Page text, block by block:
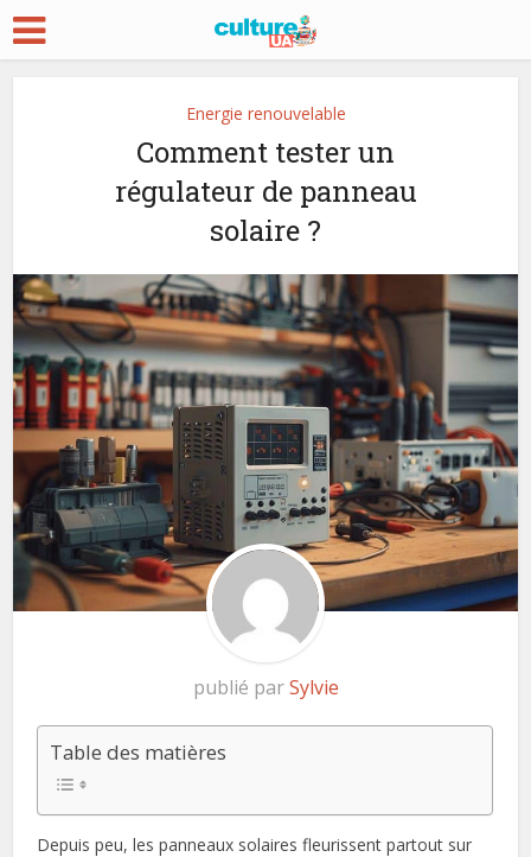
Energie renouvelable
Comment tester un
régulateur de panneau
solaire ?
publié parSylvie
Table des matières
Depuis peu, les panneaux solaires fleurissent partout sur